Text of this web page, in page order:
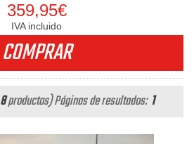
359,95€
IVA incluido
COMPRAR
8productos)Páginas de resultados:1